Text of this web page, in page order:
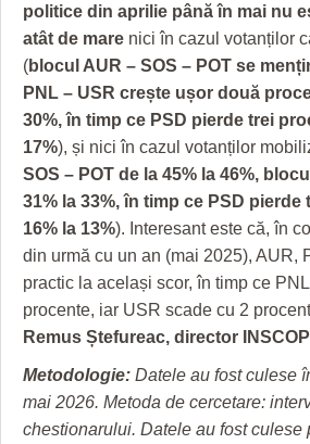
politice din aprilie până în mai nu
atât de mare nici în cazul votanților
(blocul AUR – SOS – POT se
PNL – USR crește ușor două
30%, în timp ce PSD pierde trei
17%), și nici în cazul votanților
SOS – POT de la 45% la 46%,
31% la 33%, în timp ce PSD
16% la 13%). Interesant este că, în
din urmă cu un an (mai 2025), AUR,
practic la același scor, în timp ce
procente, iar USR scade cu 2
Remus Ștefureac, director
Metodologie: Datele au fost culese
mai 2026. Metoda de cercetare:
chestionarului. Datele au fost culese